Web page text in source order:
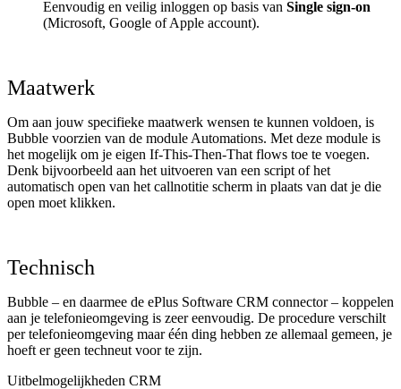
Eenvoudig en veilig inloggen op basis van Single sign-on
(Microsoft, Google of Apple account).
Maatwerk
Om aan jouw specifieke maatwerk wensen te kunnen voldoen, is
Bubble voorzien van de module Automations. Met deze module is
het mogelijk om je eigen If-This-Then-That flows toe te voegen.
Denk bijvoorbeeld aan het uitvoeren van een script of het
automatisch open van het callnotitie scherm in plaats van dat je die
open moet klikken.
Technisch
Bubble – en daarmee de ePlus Software CRM connector – koppelen
aan je telefonieomgeving is zeer eenvoudig. De procedure verschilt
per telefonieomgeving maar één ding hebben ze allemaal gemeen, je
hoeft er geen techneut voor te zijn.
Uitbelmogelijkheden CRM